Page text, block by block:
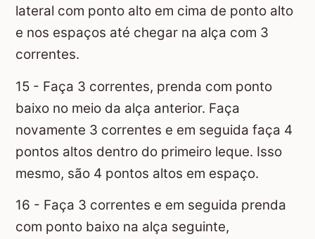
lateral com ponto alto em cima de ponto alto
e nos espaços até chegar na alça com 3
correntes.
15 - Faça 3 correntes, prenda com ponto
baixo no meio da alça anterior. Faça
novamente 3 correntes e em seguida faça 4
pontos altos dentro do primeiro leque. Isso
mesmo, são 4 pontos altos em espaço.
16 - Faça 3 correntes e em seguida prenda
com ponto baixo na alça seguinte,